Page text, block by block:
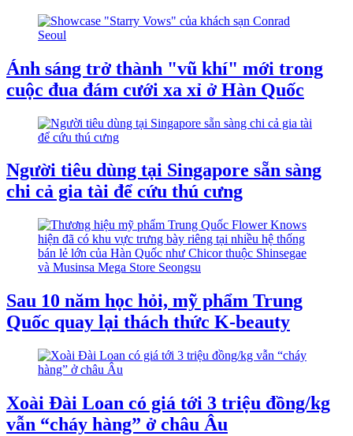
Ánh sáng trở thành "vũ khí" mới trong
cuộc đua đám cưới xa xỉ ở Hàn Quốc
Người tiêu dùng tại Singapore sẵn sàng
chi cả gia tài để cứu thú cưng
Sau 10 năm học hỏi, mỹ phẩm Trung
Quốc quay lại thách thức K-beauty
Xoài Đài Loan có giá tới 3 triệu đồng/kg
vẫn “cháy hàng” ở châu Âu